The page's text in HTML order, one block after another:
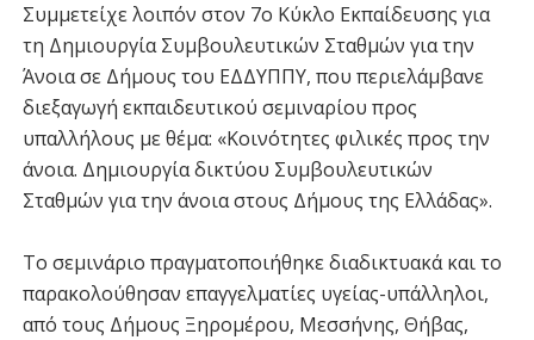
Συμμετείχε λοιπόν στον 7ο Κύκλο Εκπαίδευσης για
τη Δημιουργία Συμβουλευτικών Σταθμών για την
Άνοια σε Δήμους του ΕΔΔΥΠΠΥ, που περιελάμβανε
διεξαγωγή εκπαιδευτικού σεμιναρίου προς
υπαλλήλους με θέμα: «Κοινότητες φιλικές προς την
άνοια. Δημιουργία δικτύου Συμβουλευτικών
Σταθμών για την άνοια στους Δήμους της Ελλάδας».
Το σεμινάριο πραγματοποιήθηκε διαδικτυακά και το
παρακολούθησαν επαγγελματίες υγείας-υπάλληλοι,
από τους Δήμους Ξηρομέρου, Μεσσήνης, Θήβας,